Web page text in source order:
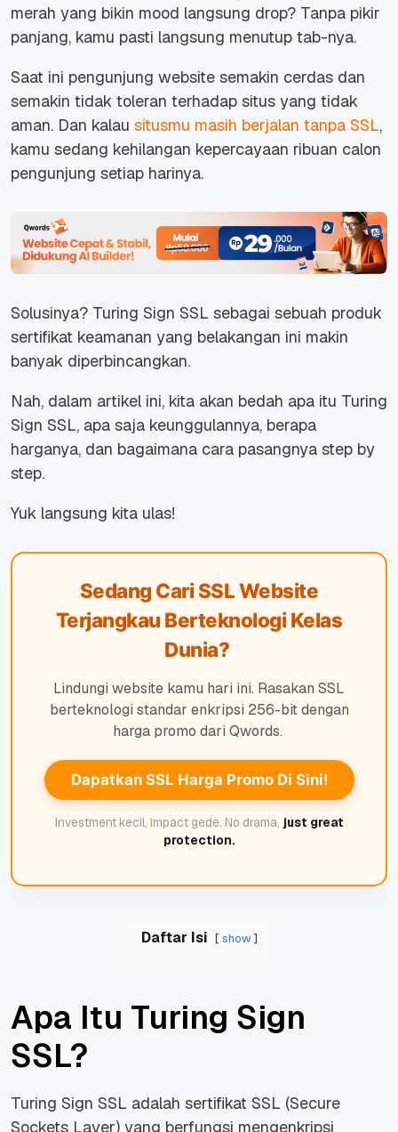
merah yang bikin mood langsung drop? Tanpa pikir
panjang, kamu pasti langsung menutup tab-nya.
Saat ini pengunjung website semakin cerdas dan
semakin tidak toleran terhadap situs yang tidak
aman. Dan kalau situsmu masih berjalan tanpa SSL,
kamu sedang kehilangan kepercayaan ribuan calon
pengunjung setiap harinya.
Solusinya? Turing Sign SSL sebagai sebuah produk
sertifikat keamanan yang belakangan ini makin
banyak diperbincangkan.
Nah, dalam artikel ini, kita akan bedah apa itu Turing
Sign SSL, apa saja keunggulannya, berapa
harganya, dan bagaimana cara pasangnya step by
step.
Yuk langsung kita ulas!
Sedang Cari SSL Website
Terjangkau Berteknologi Kelas
Dunia?
Lindungi website kamu hari ini. Rasakan SSL
berteknologi standar enkripsi 256-bit dengan
harga promo dari Qwords.
Dapatkan SSL Harga Promo Di Sini!
Investment kecil, impact gede. No drama, just great
protection.
Daftar Isi show
Apa Itu Turing Sign
SSL?
Turing Sign SSL adalah sertifikat SSL (Secure
Sockets Layer) yang berfungsi mengenkripsi